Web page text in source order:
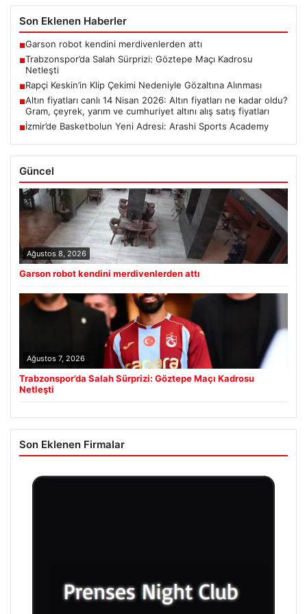
Son Eklenen Haberler
■Garson robot kendini merdivenlerden attı
■Trabzonspor’da Salah Sürprizi: Göztepe Maçı Kadrosu
Netleşti
■Rapçi Keskin’in Klip Çekimi Nedeniyle Gözaltına Alınması
■Altın fiyatları canlı 14 Nisan 2026: Altın fiyatları ne kadar oldu?
Gram, çeyrek, yarım ve cumhuriyet altını alış satış fiyatları
■İzmir’de Basketbolun Yeni Adresi: Arashi Sports Academy
Güncel
Ağustos 8, 2026
Garson robot kendini merdivenlerden attı
Ağustos 7, 2026
Trabzonspor’da Salah Sürprizi: Göztepe Maçı Kadrosu
Netleşti
Son Eklenen Firmalar